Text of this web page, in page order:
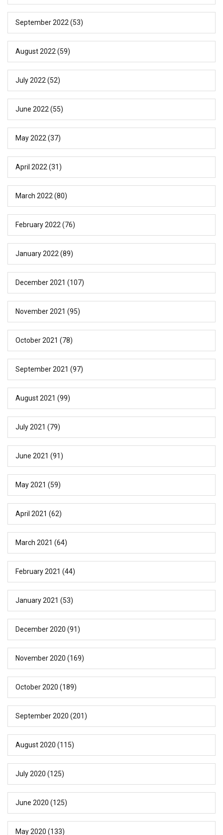
September 2022 (53)
August 2022 (59)
July 2022 (52)
June 2022 (55)
May 2022 (37)
April 2022 (31)
March 2022 (80)
February 2022 (76)
January 2022 (89)
December 2021 (107)
November 2021 (95)
October 2021 (78)
September 2021 (97)
August 2021 (99)
July 2021 (79)
June 2021 (91)
May 2021 (59)
April 2021 (62)
March 2021 (64)
February 2021 (44)
January 2021 (53)
December 2020 (91)
November 2020 (169)
October 2020 (189)
September 2020 (201)
August 2020 (115)
July 2020 (125)
June 2020 (125)
May 2020 (133)